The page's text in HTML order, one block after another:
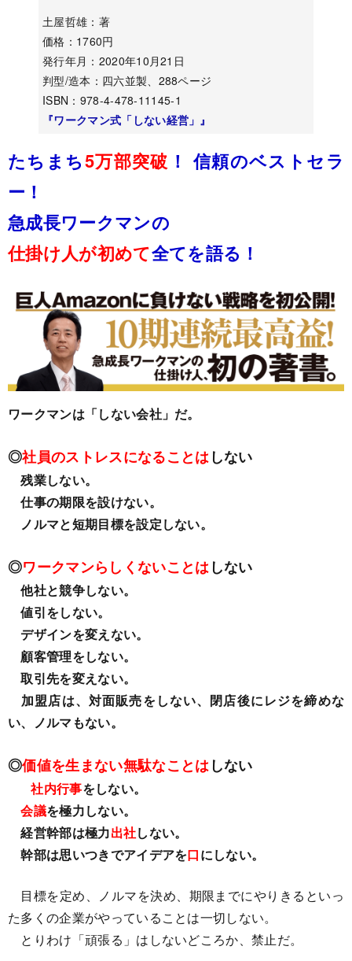
土屋哲雄：著
価格：1760円
発行年月：2020年10月21日
判型/造本：四六並製、288ページ
ISBN：978-4-478-11145-1
『ワークマン式「しない経営」』
たちまち5万部突破 ！ 信頼のベストセラ
ー！
急成長ワークマンの
仕掛け人が初めて全てを語る！
ワークマンは「しない会社」 だ。
◎社員のストレスになることはしない
残業しない。
仕事の期限を設けない。
ノルマと短期目標を設定しない。
◎ワークマンらしくないことはしない
他社と競争しない。
値引をしない。
デザインを変えない。
顧客管理をしない。
取引先を変えない。
加盟店は、対面販売をしない、閉店後にレジを締めな
い、ノルマもない。
◎価値を生まない無駄なことはしない
社内行事をしない。
会議を極力しない。
経営幹部は極力出社しない。
幹部は思いつきでアイデアを口にしない。
目標を定め、ノルマを決め、期限までにやりきるといっ
た多くの企業がやっていることは一切しない。
とりわけ「頑張る」はしないどころか、禁止だ。